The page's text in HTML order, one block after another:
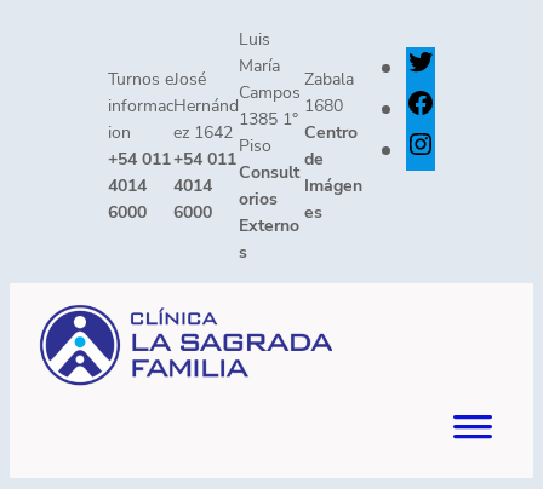
Turnos e
informac
ion
+54 011
4014
6000
José
Hernánd
ez 1642
+54 011
4014
6000
Luis
María
Campos
1385 1°
Piso
Consult
orios
Externo
s
Zabala
1680
Centro
de
Imágen
es
t